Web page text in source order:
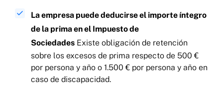
La empresa puede deducirse el importe íntegro
de la prima en el Impuesto de
Sociedades Existe obligación de retención
sobre los excesos de prima respecto de 500 €
por persona y año o 1.500 € por persona y año en
caso de discapacidad.